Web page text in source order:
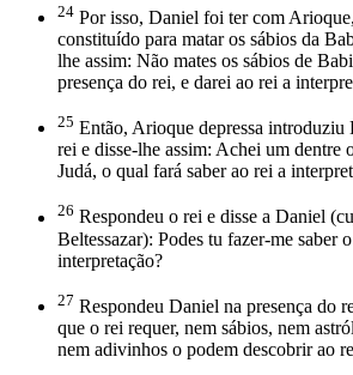
24 Por isso, Daniel foi ter com
constituído para matar os sábios da
lhe assim: Não mates os sábios de
presença do rei, e darei ao rei a
25 Então, Arioque depressa introduziu
rei e disse-lhe assim: Achei um dentre
Judá, o qual fará saber ao rei a
26 Respondeu o rei e disse a Daniel
Beltessazar): Podes tu fazer-me saber
interpretação?
27 Respondeu Daniel na presença do
que o rei requer, nem sábios, nem
nem adivinhos o podem descobrir ao